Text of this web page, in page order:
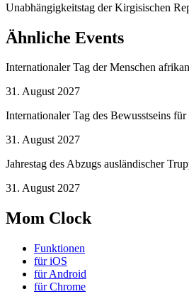
Unabhängigkeitstag der Kirgisischen
Ähnliche Events
Internationaler Tag der Menschen
31. August 2027
Internationaler Tag des Bewusstseins
31. August 2027
Jahrestag des Abzugs ausländischer
31. August 2027
Mom Clock
Funktionen
für iOS
für Android
für Chrome